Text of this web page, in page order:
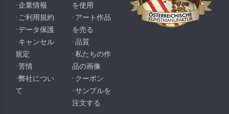
· 企業情報
· ご利用規約
· データ保護
· キャンセル
規定
· 苦情
· 弊社につい
て
を使用
· アート作品
を売る
· 品質
· 私たちの作
品の画像
· クーポン
· サンプルを
注文する